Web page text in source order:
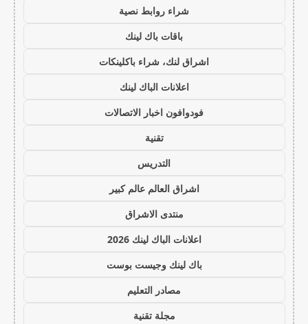
شراء روابط نصية
باقات باك لينك
اشراق لنك، شراء باكلينكات
اعلانات الباك لينك
فودوافون اخبار الاتصالات
تقنية
التدريس
اشراق العالم عالم كبير
منتدى الاشراق
اعلانات الباك لينك 2026
باك لينك وجيست بوست
مصادر التعليم
مجلة تقنية